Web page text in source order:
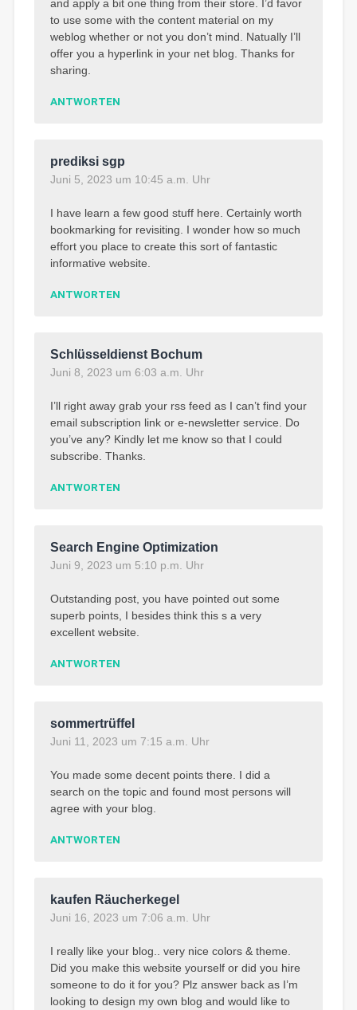
and apply a bit one thing from their store. I’d favor
to use some with the content material on my
weblog whether or not you don’t mind. Natually I’ll
offer you a hyperlink in your net blog. Thanks for
sharing.
ANTWORTEN
prediksi sgp
Juni 5, 2023 um 10:45 a.m. Uhr
I have learn a few good stuff here. Certainly worth
bookmarking for revisiting. I wonder how so much
effort you place to create this sort of fantastic
informative website.
ANTWORTEN
Schlüsseldienst Bochum
Juni 8, 2023 um 6:03 a.m. Uhr
I’ll right away grab your rss feed as I can’t find your
email subscription link or e-newsletter service. Do
you’ve any? Kindly let me know so that I could
subscribe. Thanks.
ANTWORTEN
Search Engine Optimization
Juni 9, 2023 um 5:10 p.m. Uhr
Outstanding post, you have pointed out some
superb points, I besides think this s a very
excellent website.
ANTWORTEN
sommertrüffel
Juni 11, 2023 um 7:15 a.m. Uhr
You made some decent points there. I did a
search on the topic and found most persons will
agree with your blog.
ANTWORTEN
kaufen Räucherkegel
Juni 16, 2023 um 7:06 a.m. Uhr
I really like your blog.. very nice colors & theme.
Did you make this website yourself or did you hire
someone to do it for you? Plz answer back as I’m
looking to design my own blog and would like to